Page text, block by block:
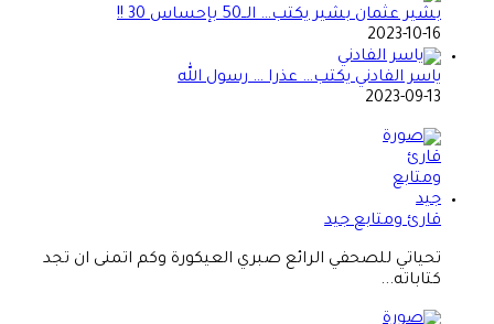
بشير عثمان بشير يكتب… الــ50 بإحساس 30 !!
2023-10-16
ياسر الفادني يكتب… عذرا … رسول الله
2023-09-13
قارئ ومتابع جيد
تحياتي للصحفي الرائع صبري العيكورة وكم اتمنى ان تجد
كتاباته...